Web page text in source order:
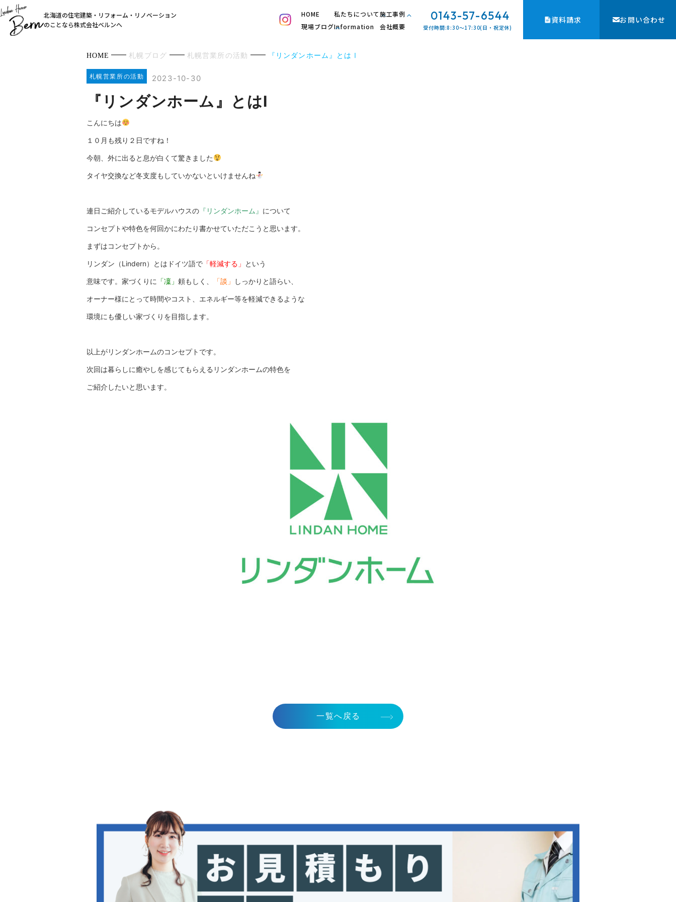
北海道の住宅建築・リフォーム・リノベーション
のことなら株式会社ベルンへ
HOME
現場ブログ
私たちについて
Information
施工事例
会社概要
0143-57-6544
受付時間:8:30〜17:30(日・祝定休)
資料請求 お問い合わせ
HOME 札幌ブログ 札幌営業所の活動 『リンダンホーム』とはⅠ
札幌営業所の活動 2023-10-30
『リンダンホーム』とはⅠ
こんにちは
１０月も残り２日ですね！
今朝、外に出ると息が白くて驚きました
タイヤ交換など冬支度もしていかないといけませんね
連日ご紹介しているモデルハウスの 『リンダンホーム』 について
コンセプトや特色を何回かにわたり書かせていただこうと思います。
まずはコンセプトから。
リンダン（Lindern）とはドイツ語で 「軽減する」 という
意味です。家づくりに 「凜」 頼もしく、 「談」 しっかりと語らい、
オーナー様にとって時間やコスト、エネルギー等を軽減できるような
環境にも優しい家づくりを目指します。
以上がリンダンホームのコンセプトです。
次回は暮らしに癒やしを感じてもらえるリンダンホームの特色を
ご紹介したいと思います。
一覧へ戻る